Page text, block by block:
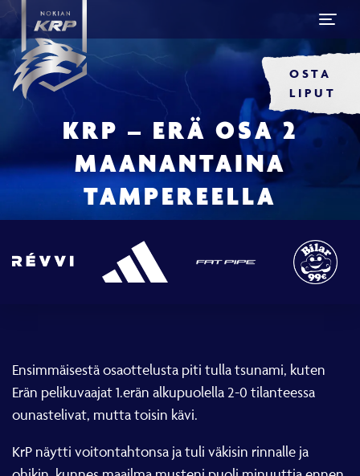
OSTA
LIPUT
KRP – ERÄ OSA 2
MAANANTAINA
TAMPEREELLA
Ensimmäisestä osaottelusta piti tulla tsunami, kuten
Erän pelikuvaajat 1.erän alkupuolella 2-0 tilanteessa
ounastelivat, mutta toisin kävi.
KrP näytti voitontahtonsa ja tuli väkisin rinnalle ja